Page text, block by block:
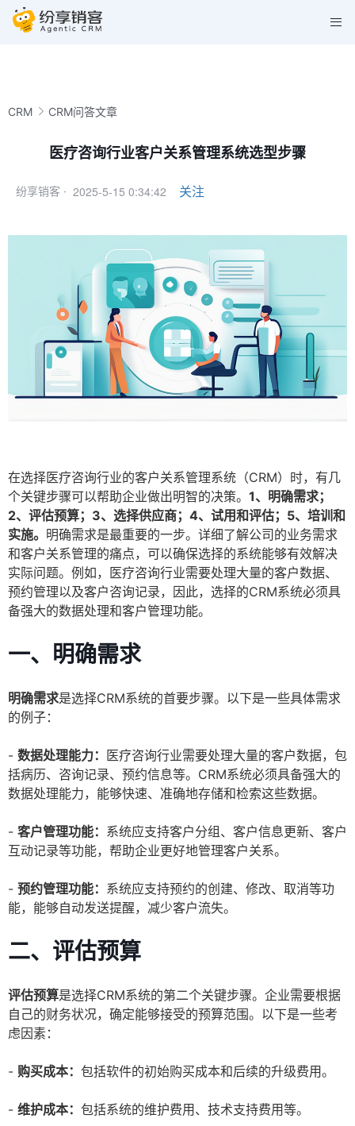
CRM CRM问答文章
医疗咨询行业客户关系管理系统选型步骤
纷享销客 · 2025-5-15 0:34:42 关注
在选择医疗咨询行业的客户关系管理系统（CRM）时，有几
个关键步骤可以帮助企业做出明智的决策。 1、明确需求；
2、评估预算；3、选择供应商；4、试用和评估；5、培训和
实施。 明确需求是最重要的一步。详细了解公司的业务需求
和客户关系管理的痛点，可以确保选择的系统能够有效解决
实际问题。例如，医疗咨询行业需要处理大量的客户数据、
预约管理以及客户咨询记录，因此，选择的CRM系统必须具
备强大的数据处理和客户管理功能。
一、明确需求
明确需求是选择CRM系统的首要步骤。以下是一些具体需求
的例子：
- 数据处理能力： 医疗咨询行业需要处理大量的客户数据，包
括病历、咨询记录、预约信息等。CRM系统必须具备强大的
数据处理能力，能够快速、准确地存储和检索这些数据。
- 客户管理功能： 系统应支持客户分组、客户信息更新、客户
互动记录等功能，帮助企业更好地管理客户关系。
- 预约管理功能： 系统应支持预约的创建、修改、取消等功
能，能够自动发送提醒，减少客户流失。
二、评估预算
评估预算是选择CRM系统的第二个关键步骤。企业需要根据
自己的财务状况，确定能够接受的预算范围。以下是一些考
虑因素：
- 购买成本： 包括软件的初始购买成本和后续的升级费用。
- 维护成本： 包括系统的维护费用、技术支持费用等。